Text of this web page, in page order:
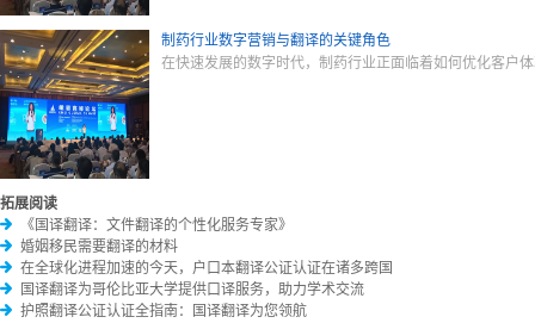
制药行业数字营销与翻译的关键角色
在快速发展的数字时代，制药行业正面临着如何优化客户
拓展阅读
《国译翻译：文件翻译的个性化服务专家》
婚姻移民需要翻译的材料
在全球化进程加速的今天，户口本翻译公证认证在诸多跨国
国译翻译为哥伦比亚大学提供口译服务，助力学术交流
护照翻译公证认证全指南：国译翻译为您领航